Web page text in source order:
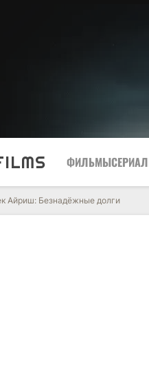
ФИЛЬМЫ
Айриш: Безнадёжные долги